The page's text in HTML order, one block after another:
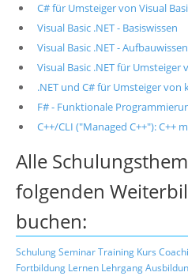
C# für Umsteiger von Visual
Visual Basic .NET - Basiswissen
Visual Basic .NET - Aufbauwissen
Visual Basic .NET für Umsteiger
.NET und C# für Umsteiger von
F# - Funktionale
C++/CLI ("Managed C++"): C++
Alle
folgenden
buchen:
SchulungSeminarTraining Kurs
Fortbildung Lernen Lehrgang